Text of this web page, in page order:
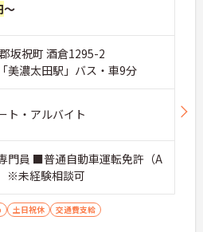
～
坂祝町 酒倉1295-2
美濃太田駅」バス・車9分
ト・アルバイト
門員 ■普通自動車運転免許（A
※未経験相談可
土日祝休 交通費支給